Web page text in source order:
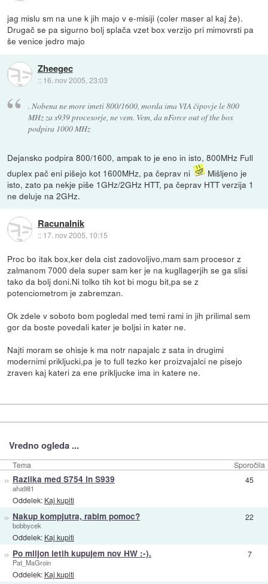
jag mislu sm na une k jih majo v e-misiji (coler maser al kaj že).
Drugač se pa sigurno bolj splača vzet box verzijo pri mimovrsti pa
še venice jedro majo
Zheegec
:: 16. nov 2005, 23:03
. Nobena ne more imeti 800/1600, morda ima VIA čipovje le 800
MHz za s939 procesorje, ne vem. Vem, da nForce out of the box
podpira 1000 MHz
Dejansko podpira 800/1600, ampak to je eno in isto, 800MHz Full
duplex pač eni pišejo kot 1600MHz, pa čeprav ni
Mišljeno je
isto, zato pa nekje piše 1GHz/2GHz HTT, pa čeprav HTT verzija 1
ne deluje na 2GHz.
Racunalnik
:: 17. nov 2005, 10:15
Proc bo itak box,ker dela cist zadovoljivo,mam sam procesor z
zalmanom 7000 dela super sam ker je na kugllagerjih se ga slisi
tako da bolj doni.Ni tolko tih kot bi mogu bit,pa se z
potenciometrom je zabremzan.
Ok zdele v soboto bom pogledal med temi rami in jih prilimal sem
gor da boste povedali kater je boljsi in kater ne.
Najti moram se ohisje k ma notr napajalc z sata in drugimi
modernimi prikljucki,pa je to full tezko ker proizvajalci ne pisejo
zraven kaj kateri za ene prikljucke ima in katere ne.
Vredno ogleda ...
Tema Sporočila
» Razlika med S754 in S939
aha981
Oddelek: Kaj kupiti
45
» Nakup kompjutra, rabim pomoc?
bobbycek
Oddelek: Kaj kupiti
22
» Po miljon letih kupujem nov HW :-).
Pat_MaGroin
Oddelek: Kaj kupiti
7